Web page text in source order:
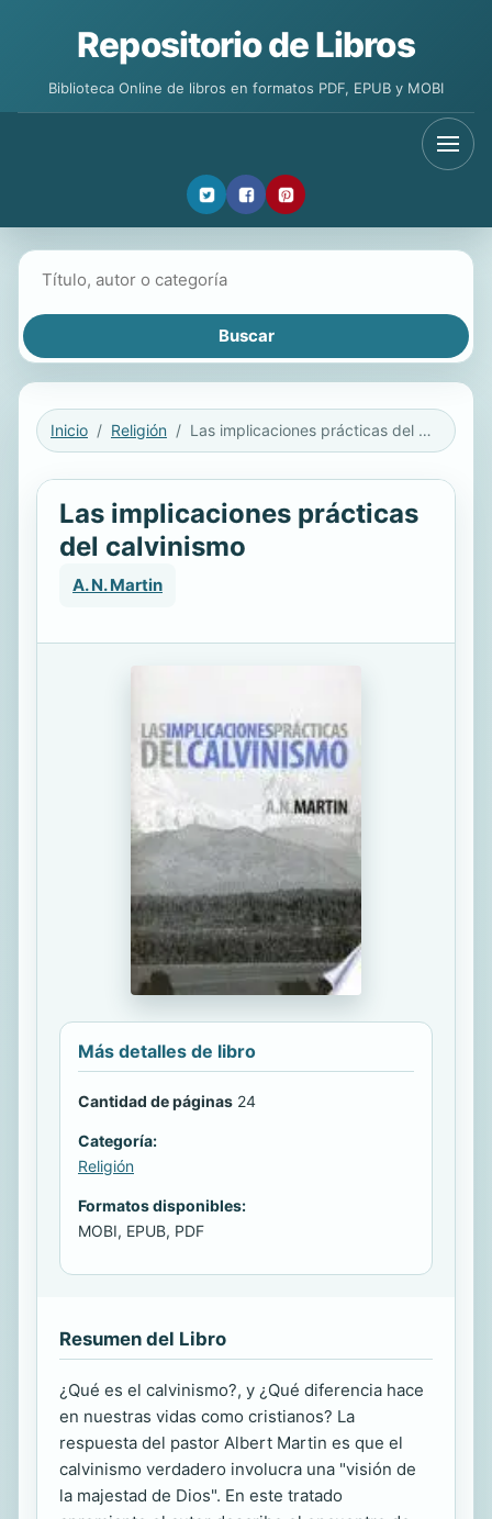
Repositorio de Libros
Biblioteca Online de libros en formatos PDF, EPUB y MOBI
Inicio Religión Las implicaciones prácticas del calvinismo
Las implicaciones prácticas
del calvinismo
A. N. Martin
Más detalles de libro
Cantidad de páginas 24
Categoría:
Religión
Formatos disponibles:
MOBI, EPUB, PDF
Resumen del Libro
¿Qué es el calvinismo?, y ¿Qué diferencia hace
en nuestras vidas como cristianos? La
respuesta del pastor Albert Martin es que el
calvinismo verdadero involucra una "visión de
la majestad de Dios". En este tratado